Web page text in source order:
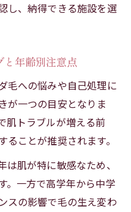
し、納得できる施設を選
年齢別注意点
毛への悩みや自己処理に
が一つの目安となりま
肌トラブルが増える前
ことが推奨されます。
肌が特に敏感なため、
。一方で高学年から中学
スの影響で毛の生え変わ